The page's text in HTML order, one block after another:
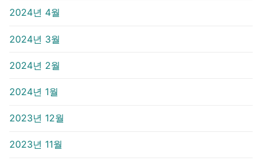
2024년 4월
2024년 3월
2024년 2월
2024년 1월
2023년 12월
2023년 11월